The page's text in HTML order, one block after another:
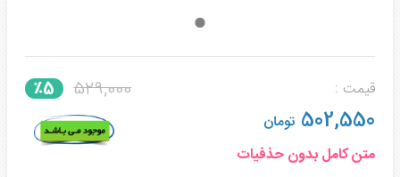
قیمت : 529,000 ٪5
502,550 تومان
متن کامل بدون حذفیات